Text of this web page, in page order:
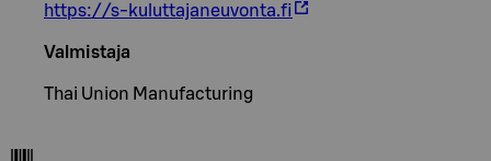
https://s-kuluttajaneuvonta.fi
Valmistaja
Thai Union Manufacturing